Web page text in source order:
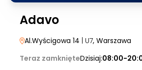
Adavo
Al.Wyścigowa 14 | U7, Warszawa
Teraz zamknięteDzisiaj:08:00-